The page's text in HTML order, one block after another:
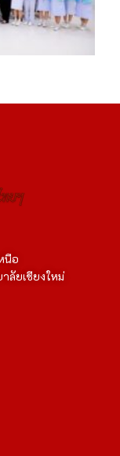
นือ
ลัยเชียงใหม่